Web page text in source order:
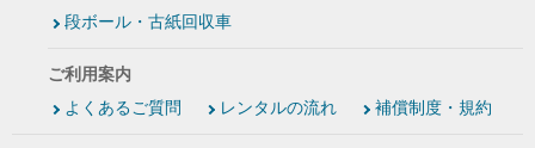
段ボール・古紙回収車
ご利用案内
よくあるご質問
レンタルの流れ 補償制度・規約